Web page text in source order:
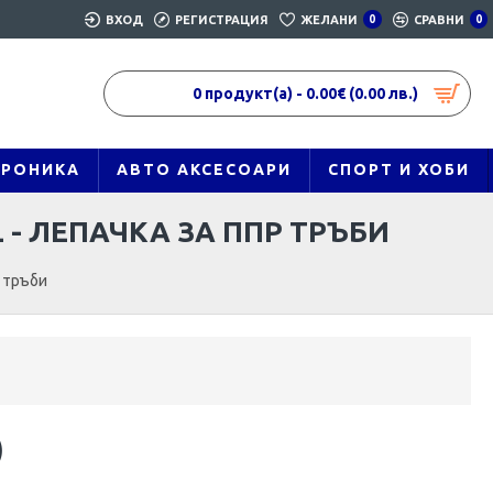
ВХОД РЕГИСТРАЦИЯ ЖЕЛАНИ 0 СРАВНИ 0
0 продукт(а) - 0.00€ (0.00 лв.)
АВТО АКСЕСОАРИ СПОРТ И ХОБИ
- ЛЕПАЧКА ЗА ППР ТРЪБИ